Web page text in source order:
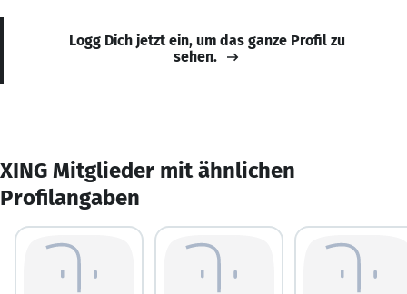
Logg Dich jetzt ein, um das ganze Profil zu
sehen.
XING Mitglieder mit ähnlichen
Profilangaben